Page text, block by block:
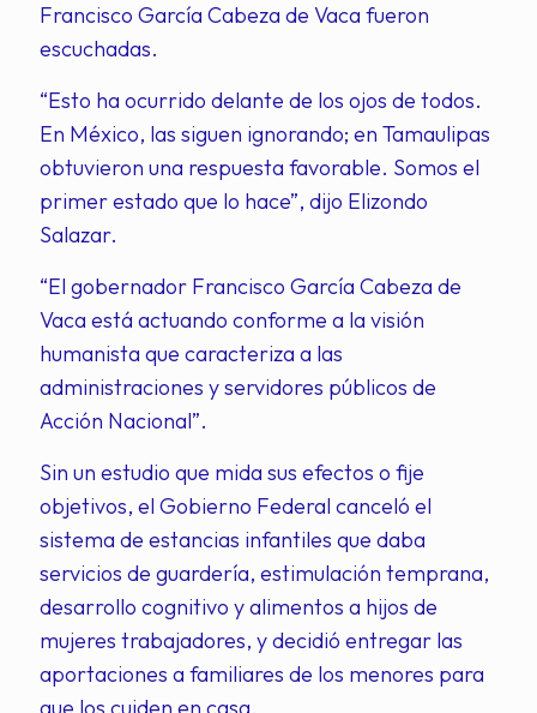
Francisco García Cabeza de Vaca fueron
escuchadas.
“Esto ha ocurrido delante de los ojos de todos.
En México, las siguen ignorando; en Tamaulipas
obtuvieron una respuesta favorable. Somos el
primer estado que lo hace”, dijo Elizondo
Salazar.
“El gobernador Francisco García Cabeza de
Vaca está actuando conforme a la visión
humanista que caracteriza a las
administraciones y servidores públicos de
Acción Nacional”.
Sin un estudio que mida sus efectos o fije
objetivos, el Gobierno Federal canceló el
sistema de estancias infantiles que daba
servicios de guardería, estimulación temprana,
desarrollo cognitivo y alimentos a hijos de
mujeres trabajadores, y decidió entregar las
aportaciones a familiares de los menores para